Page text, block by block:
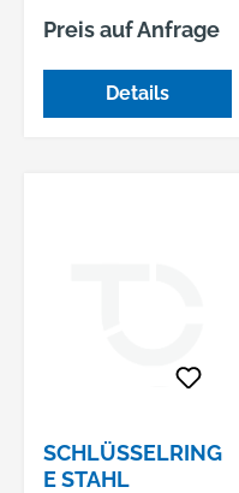
Preis auf Anfrage
Details
SCHLÜSSELRING
E STAHL